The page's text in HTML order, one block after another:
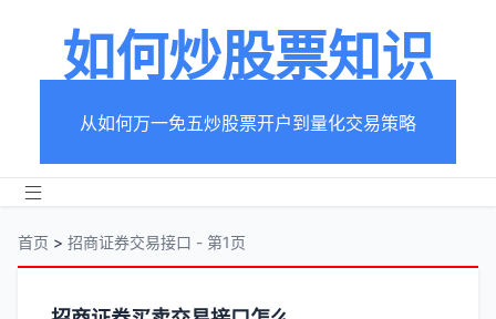
如何炒股票知识
从如何万一免五炒股票开户到量化交易策略
首页 > 招商证券交易接口 - 第1页